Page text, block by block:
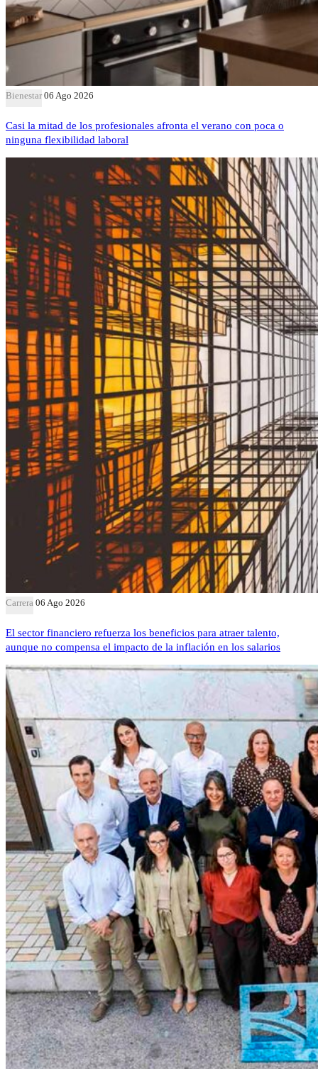
Bienestar 06 Ago 2026
Casi la mitad de los profesionales afronta el verano con poca o
ninguna flexibilidad laboral
Carrera 06 Ago 2026
El sector financiero refuerza los beneficios para atraer talento,
aunque no compensa el impacto de la inflación en los salarios